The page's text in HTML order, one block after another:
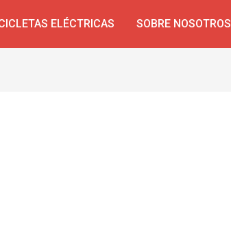
ELÉCTRICAS SOBRE NOSOTROS